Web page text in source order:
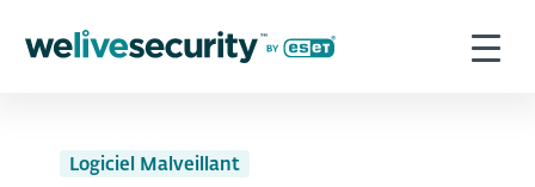
Logiciel Malveillant